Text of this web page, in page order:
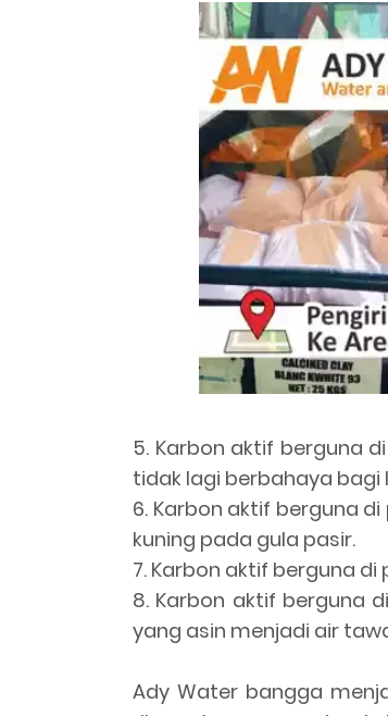
5. Karbon aktif berguna
tidak lagi berbahaya
6. Karbon aktif berguna
kuning pada gula pasir.
7. Karbon aktif berguna
8. Karbon aktif berguna
yang asin menjadi air
Ady Water bangga